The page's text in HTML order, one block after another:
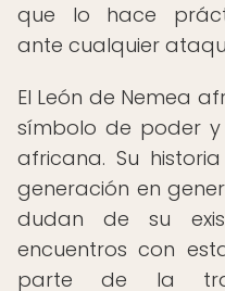
que lo hace
ante cualquier
El León de Nemea
símbolo de poder
africana. Su
generación en
dudan de su
encuentros con
parte de la